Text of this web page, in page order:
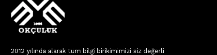
2012 yılında alarak tüm bilgi birikimimizi siz değerli